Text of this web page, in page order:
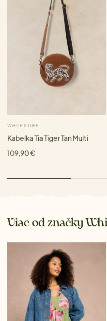
WHITE STUFF
Kabelka Tia Tiger Tan Multi
109,90 €
Viac od značky